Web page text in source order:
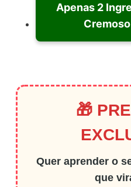
Apenas 2
🎁
Quer aprender o
que